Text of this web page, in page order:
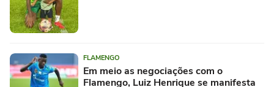
FLAMENGO
Em meio as negociações com o
Flamengo, Luiz Henrique se manifesta